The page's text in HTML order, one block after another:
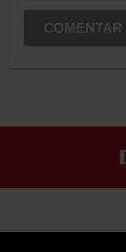
COMENTAR